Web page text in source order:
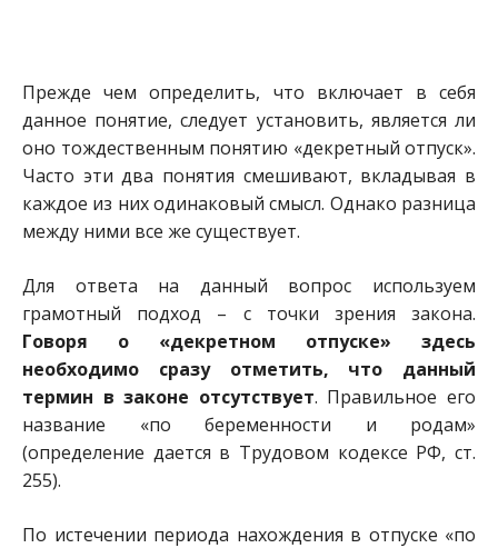
Прежде чем определить, что включает в себя
данное понятие, следует установить, является ли
оно тождественным понятию «декретный отпуск».
Часто эти два понятия смешивают, вкладывая в
каждое из них одинаковый смысл. Однако разница
между ними все же существует.
Для ответа на данный вопрос используем
грамотный подход – с точки зрения закона.
Говоря о «декретном отпуске» здесь
необходимо сразу отметить, что данный
термин в законе отсутствует. Правильное его
название «по беременности и родам»
(определение дается в Трудовом кодексе РФ, ст.
255).
По истечении периода нахождения в отпуске «по